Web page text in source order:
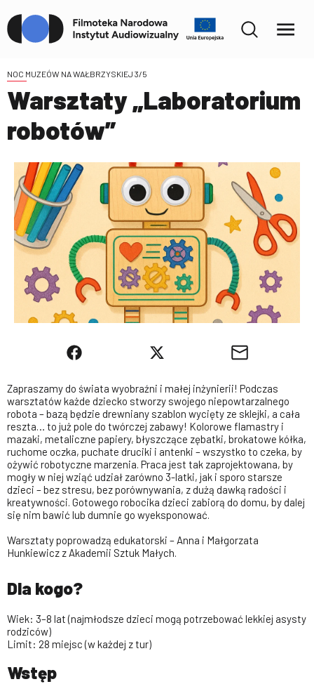
NOC MUZEÓW NA WAŁBRZYSKIEJ 3/5
Warsztaty „Laboratorium
robotów”
Zapraszamy do świata wyobraźni i małej inżynierii! Podczas
warsztatów każde dziecko stworzy swojego niepowtarzalnego
robota – bazą będzie drewniany szablon wycięty ze sklejki, a cała
reszta… to już pole do twórczej zabawy! Kolorowe flamastry i
mazaki, metaliczne papiery, błyszczące zębatki, brokatowe kółka,
ruchome oczka, puchate druciki i antenki – wszystko to czeka, by
ożywić robotyczne marzenia. Praca jest tak zaprojektowana, by
mogły w niej wziąć udział zarówno 3-latki, jak i sporo starsze
dzieci – bez stresu, bez porównywania, z dużą dawką radości i
kreatywności. Gotowego robocika dzieci zabiorą do domu, by dalej
się nim bawić lub dumnie go wyeksponować.
Warsztaty poprowadzą edukatorski – Anna i Małgorzata
Hunkiewicz z Akademii Sztuk Małych.
Dla kogo?
Wiek: 3–8 lat (najmłodsze dzieci mogą potrzebować lekkiej asysty
rodziców)
Limit: 28 miejsc (w każdej z tur)
Wstęp